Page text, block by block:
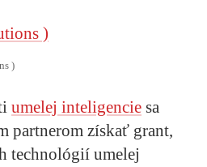
)
umelej inteligencie sa
partnerom získať grant,
technológií umelej